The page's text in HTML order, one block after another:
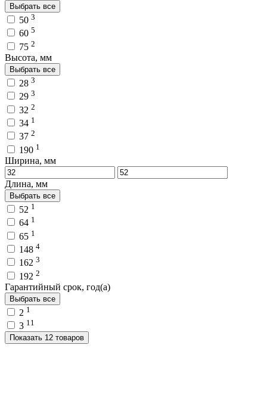
Выбрать все
50 3
60 5
75 2
Высота, мм
Выбрать все
28 3
29 3
32 2
34 1
37 2
190 1
Ширина, мм
Длина, мм
Выбрать все
52 1
64 1
65 1
148 4
162 3
192 2
Гарантийный срок, год(а)
Выбрать все
2 1
3 11
Показать 12 товаров